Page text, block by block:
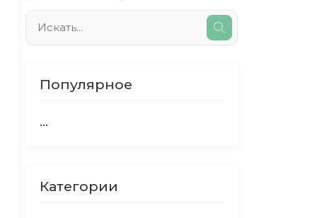
Популярное
...
Категории